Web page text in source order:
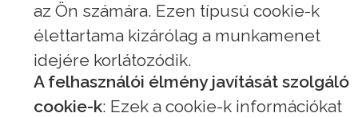
az Ön számára. Ezen típusú cookie-k
élettartama kizárólag a munkamenet
idejére korlátozódik.
A felhasználói élmény javítását szolgáló
cookie-k: Ezek a cookie-k információkat